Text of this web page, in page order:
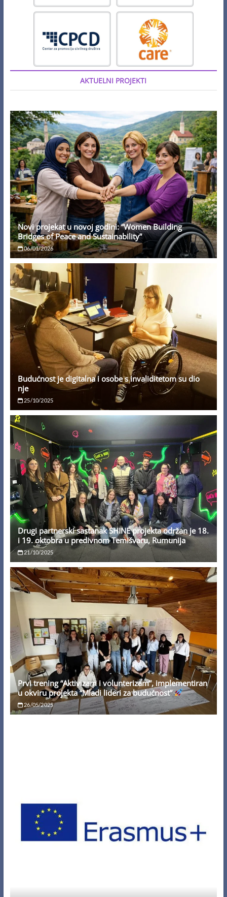
AKTUELNI PROJEKTI
Novi projekat u novoj godini: “Women Building
Bridges of Peace and Sustainability”
06/01/2026
Budućnost je digitalna i osobe s invaliditetom su dio
nje
25/10/2025
Drugi partnerski sastanak SHINE projekta održan je 18.
i 19. oktobra u predivnom Temišvaru, Rumunija
21/10/2025
Prvi trening “Aktivizam i volunterizam”, implementiran
u okviru projekta “Mladi lideri za budućnost”
26/05/2025